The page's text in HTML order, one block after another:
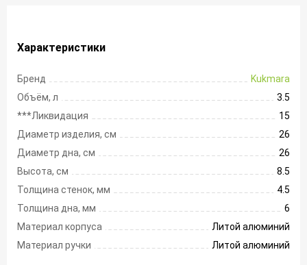
Характеристики
Бренд
Kukmara
Объём, л
3.5
***Ликвидация
15
Диаметр изделия, см
26
Диаметр дна, см
26
Высота, см
8.5
Толщина стенок, мм
4.5
Толщина дна, мм
6
Материал корпуса
Литой алюминий
Материал ручки
Литой алюминий